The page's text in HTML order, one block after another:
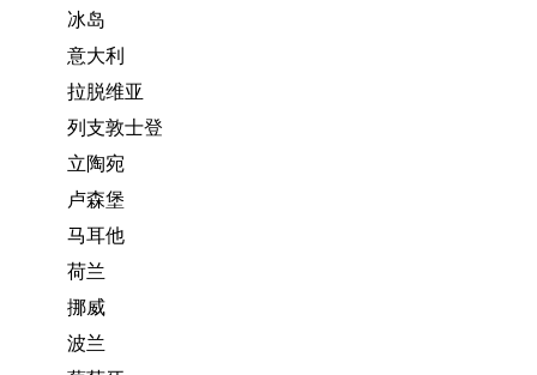
冰岛
意大利
拉脱维亚
列支敦士登
立陶宛
卢森堡
马耳他
荷兰
挪威
波兰